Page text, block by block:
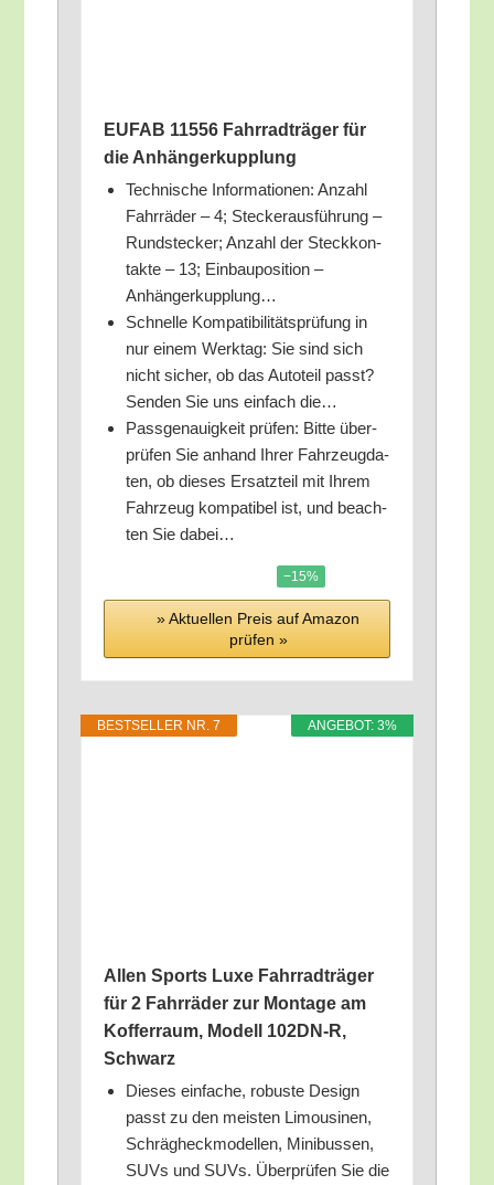
EUFAB 11556 Fahr­rad­trä­ger für
die Anhängerkupplung
Tech­ni­sche Infor­ma­tio­nen: Anzahl
Fahr­rä­der – 4; Ste­cker­aus­füh­rung –
Rund­ste­cker; Anzahl der Steck­kon­
tak­te – 13; Ein­bau­po­si­ti­on –
Anhängerkupplung…
Schnel­le Kom­pa­ti­bi­li­täts­prü­fung in
nur einem Werk­tag: Sie sind sich
nicht sicher, ob das Auto­teil passt?
Sen­den Sie uns ein­fach die…
Pass­ge­nau­ig­keit prü­fen: Bit­te über­
prü­fen Sie anhand Ihrer Fahr­zeug­da­
ten, ob die­ses Ersatz­teil mit Ihrem
Fahr­zeug kom­pa­ti­bel ist, und beach­
ten Sie dabei…
−15%
» Aktu­el­len Preis auf Ama­zon
prü­fen »
ANGE­BOT: 3%
BEST­SEL­LER NR. 7
Allen Sports Luxe Fahr­rad­trä­ger
für 2 Fahr­rä­der zur Mon­ta­ge am
Kof­fer­raum, Modell 102DN‑R,
Schwarz
Die­ses ein­fa­che, robus­te Design
passt zu den meis­ten Limou­si­nen,
Schräg­heck­mo­del­len, Mini­bus­sen,
SUVs und SUVs. Über­prü­fen Sie die